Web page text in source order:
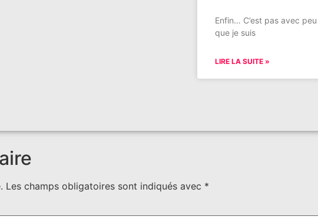
Enfin… C’est pas avec
que je suis
LIRE LA SUITE »
Les champs obligatoires sont indiqués avec *